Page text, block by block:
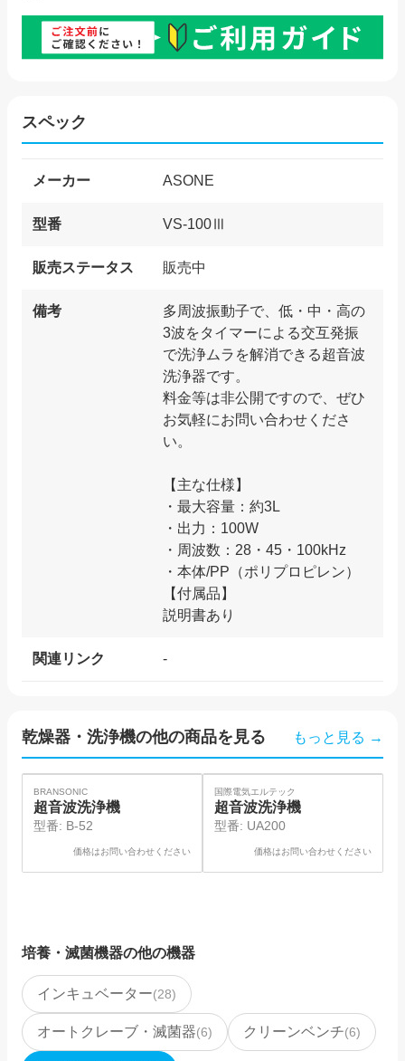
スペック
メーカー ASONE
型番 VS-100Ⅲ
販売ステータス 販売中
備考
多周波振動子で、低・中・高の
3波をタイマーによる交互発振
で洗浄ムラを解消できる超音波
洗浄器です。
料金等は非公開ですので、ぜひ
お気軽にお問い合わせくださ
い。
【主な仕様】
・最大容量：約3L
・出力：100W
・周波数：28・45・100kHz
・本体/PP（ポリプロピレン）
【付属品】
関連リンク -
乾燥器・洗浄機の他の商品を見る もっと見る →
BRANSONIC
超音波洗浄機
型番: B-52
価格はお問い合わせください
SOLD
国際電気エルテック
超音波洗浄機
型番: UA200
価格はお問い合わせください
培養・滅菌機器の他の機器
インキュベーター(28)
オートクレーブ・滅菌器(6) クリーンベンチ(6)